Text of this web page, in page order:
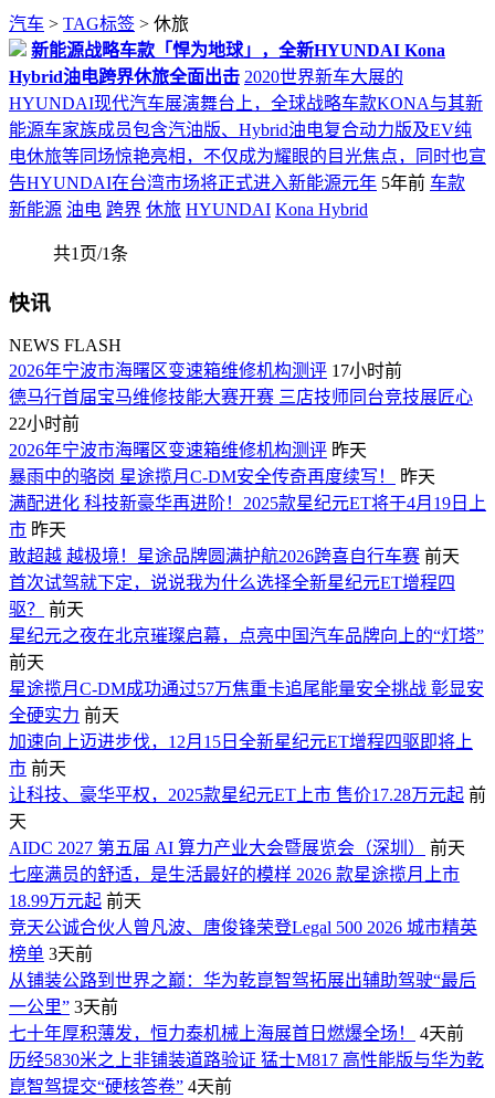
汽车 > TAG标签 > 休旅
新能源战略车款「悍为地球」，全新HYUNDAI Kona
Hybrid油电跨界休旅全面出击 2020世界新车大展的
HYUNDAI现代汽车展演舞台上，全球战略车款KONA与其新
能源车家族成员包含汽油版、Hybrid油电复合动力版及EV纯
电休旅等同场惊艳亮相，不仅成为耀眼的目光焦点，同时也宣
告HYUNDAI在台湾市场将正式进入新能源元年 5年前 车款
新能源 油电 跨界 休旅 HYUNDAI Kona Hybrid
共1页/1条
快讯
NEWS FLASH
2026年宁波市海曙区变速箱维修机构测评 17小时前
德马行首届宝马维修技能大赛开赛 三店技师同台竞技展匠心
22小时前
2026年宁波市海曙区变速箱维修机构测评 昨天
暴雨中的骆岗 星途揽月C-DM安全传奇再度续写！
昨天
满配进化 科技新豪华再进阶！2025款星纪元ET将于4月19日上
市 昨天
敢超越 越极境！星途品牌圆满护航2026跨喜自行车赛 前天
首次试驾就下定，说说我为什么选择全新星纪元ET增程四
驱？
前天
星纪元之夜在北京璀璨启幕，点亮中国汽车品牌向上的“灯塔”
前天
星途揽月C-DM成功通过57万焦重卡追尾能量安全挑战 彰显安
全硬实力 前天
加速向上迈进步伐，12月15日全新星纪元ET增程四驱即将上
市 前天
让科技、豪华平权，2025款星纪元ET上市 售价17.28万元起 前
天
AIDC 2027 第五届 AI 算力产业大会暨展览会（深圳）
前天
七座满员的舒适，是生活最好的模样 2026 款星途揽月上市
18.99万元起 前天
竞天公诚合伙人曾凡波、唐俊锋荣登Legal 500 2026 城市精英
榜单 3天前
从铺装公路到世界之巅：华为乾崑智驾拓展出辅助驾驶“最后
一公里” 3天前
七十年厚积薄发，恒力泰机械上海展首日燃爆全场！
4天前
历经5830米之上非铺装道路验证 猛士M817 高性能版与华为乾
崑智驾提交“硬核答卷” 4天前